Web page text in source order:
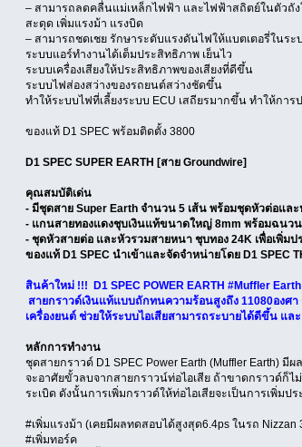
– สามารถลดคลื่นแม่เหล็กไฟฟ้า และไฟฟ้าสถิตย์ในตัวถั
สะดุด เพิ่มแรงม้า แรงบิด
– สามารถชดเชย รักษาระดับแรงดันไฟให้แบตเตอรี่ในระ
ระบบแอร์ทำงานได้เต็มประสิทธิภาพ เย็นไว
ระบบเครื่องเสียงให้ประสิทธิภาพของเสียงที่ดีขึ้น
ระบบไฟส่องสว่างของรถยนต์สว่างชัดขึ้น
ทำให้ระบบไฟที่เลี้ยงระบบ ECU เสถียรมากขึ้น ทำให้กา
ของแท้ D1 SPEC พร้อมติดตั้ง 3800
D1 SPEC SUPER EARTH [สาย Groundwire]
คุณสมบัติเด่น
- มีชุดสาย Super Earth จำนวน 5 เส้น พร้อมชุดหัวต่อแล
- แกนสายทองแดงชุบเงินแท้ขนาดใหญ่ 8mm พร้อมฉนว
- ชุดหัวสายต่อ และหัวรวมสายหนา ชุบทอง 24K เพื่อเพิ่ม
ของแท้ D1 SPEC นำเข้าและจัดจำหน่ายโดย D1 SPEC
สินค้าใหม่ !!! D1 SPEC POWER EARTH #Muffler
สายกราวด์เงินแท้แบบถักทนความร้อนสูงถึง 11080องศ
เครื่องยนต์ ช่วยให้ระบบไอเสียสามารถระบายได้ดีขึ้น แ
หลักการทำงาน
ชุดสายกราวด์ D1 SPEC Power Earth (Muffler Earth)
จะอาศัยขั้วลบจากสายกราวน์ท่อไอเสีย ถ้าขาดกราวด์ก็
ระเบิด ดังนั้นการเพิ่มกราวด์ให้ท่อไอเสียจะเป็นการเพิ่ม
#เพิ่มแรงม้า (เคยมีผลทดสอบได้สูงสุด6.4ps ในรถ Nizzan
#เพิ่มทอร์ค